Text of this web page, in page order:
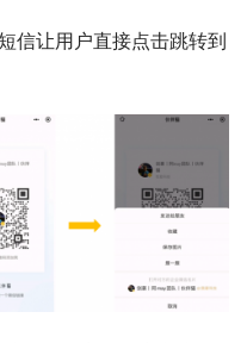
信让用户直接点击跳转到